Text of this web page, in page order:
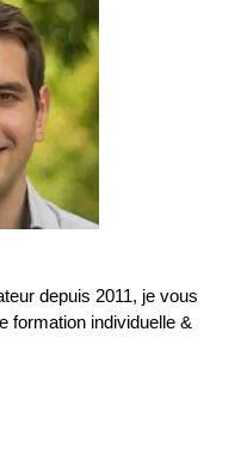
depuis 2011, je vous
formation individuelle &